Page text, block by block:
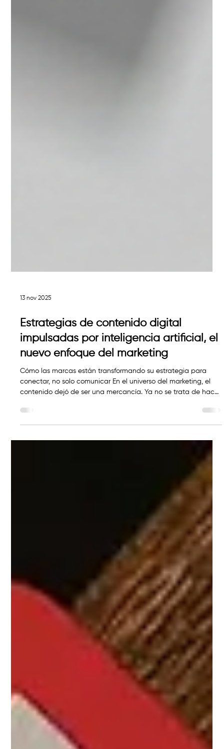
Estrategias de contenido digital
impulsadas por inteligencia artificial, el
nuevo enfoque del marketing
Cómo las marcas están transformando su estrategia para
conectar, no solo comunicar En el universo del marketing, el
contenido dejó de ser una mercancía. Ya no se trata de hacer
más sino de hacer mejor, para quien importa, en el momento
justo . Las últimas tendencias muestran que los cambios no
son sólo tecnológicos, sino también culturales, éticos y
estructurales. Las estrategias de contenido digital impulsadas
por inteligencia artificial están redefiniendo la forma en que la